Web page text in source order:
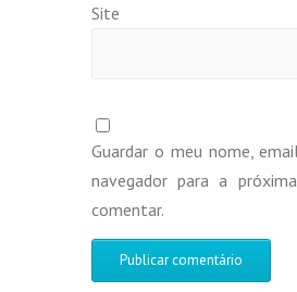
Site
Guardar o meu nome,
navegador para a
comentar.